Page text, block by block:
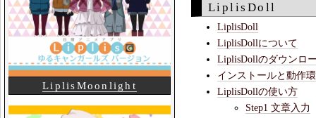
LiplisDoll
LiplisDoll
LiplisDollについて
LiplisDollのダウンロ
インストールと動作
LiplisDollの使い方
Step1 文章入力
LiplisMoonlight